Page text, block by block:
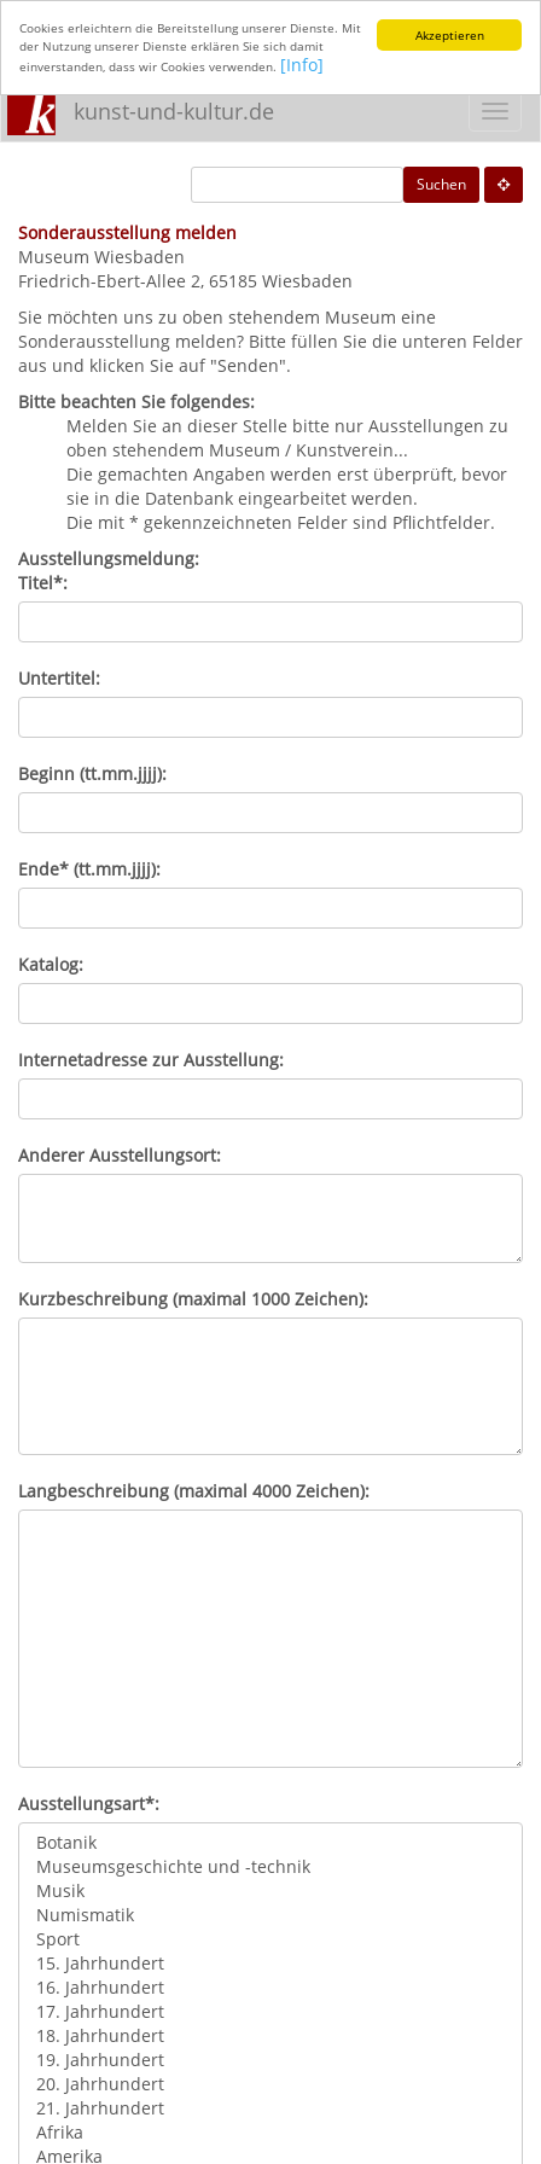
Akzeptieren
Cookies erleichtern die Bereitstellung unserer Dienste. Mit
der Nutzung unserer Dienste erklären Sie sich damit
einverstanden, dass wir Cookies verwenden. [Info]
kunst-und-kultur.de
Suchen
Sonderausstellung melden
Museum Wiesbaden
Friedrich-Ebert-Allee 2, 65185 Wiesbaden
Sie möchten uns zu oben stehendem Museum eine
Sonderausstellung melden? Bitte füllen Sie die unteren Felder
aus und klicken Sie auf "Senden".
Bitte beachten Sie folgendes:
Melden Sie an dieser Stelle bitte nur Ausstellungen zu
oben stehendem Museum / Kunstverein...
Die gemachten Angaben werden erst überprüft, bevor
sie in die Datenbank eingearbeitet werden.
Die mit * gekennzeichneten Felder sind Pflichtfelder.
Ausstellungsmeldung:
Titel*:
Untertitel:
Beginn (tt.mm.jjjj):
Ende* (tt.mm.jjjj):
Katalog:
Internetadresse zur Ausstellung:
Anderer Ausstellungsort:
Kurzbeschreibung (maximal 1000 Zeichen):
Langbeschreibung (maximal 4000 Zeichen):
Ausstellungsart*: